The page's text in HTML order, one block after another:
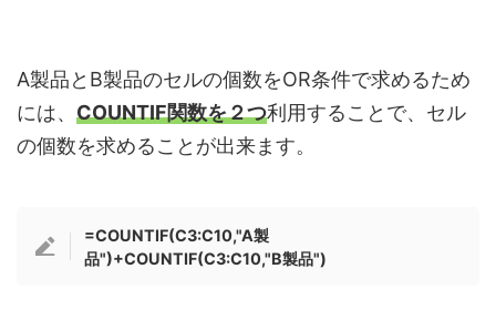
A製品とB製品のセルの個数をOR条件で求めるため
には、 COUNTIF関数を２つ利用することで、セル
の個数を求めることが出来ます。
=COUNTIF(C3:C10,"A製
品")+COUNTIF(C3:C10,"B製品")